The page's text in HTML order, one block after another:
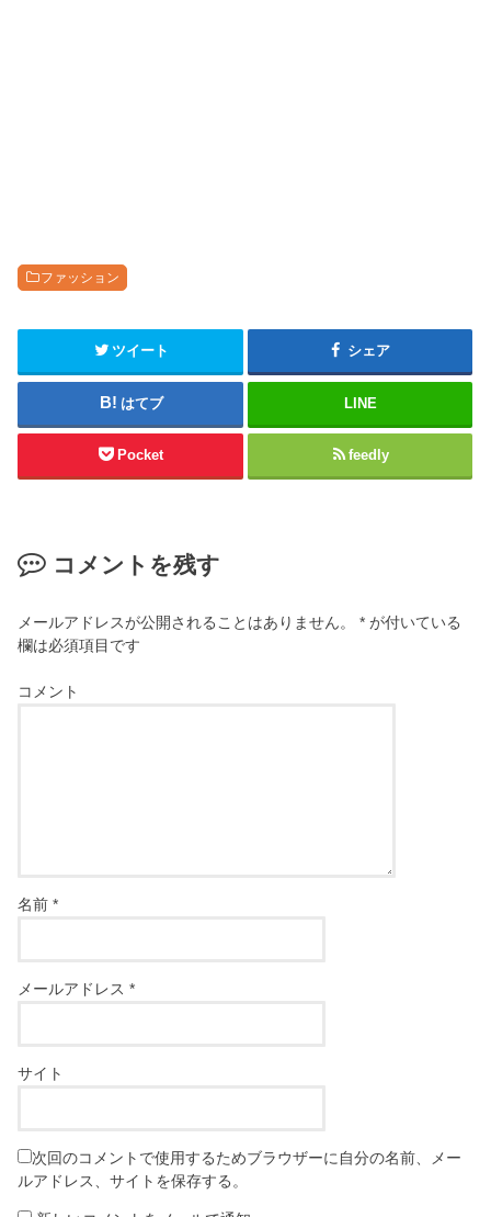
ファッション
ツイート シェア
はてブ LINE
Pocket feedly
コメントを残す
メールアドレスが公開されることはありません。 * が付いている
欄は必須項目です
コメント
名前*
メールアドレス*
サイト
次回のコメントで使用するためブラウザーに自分の名前、メー
ルアドレス、サイトを保存する。